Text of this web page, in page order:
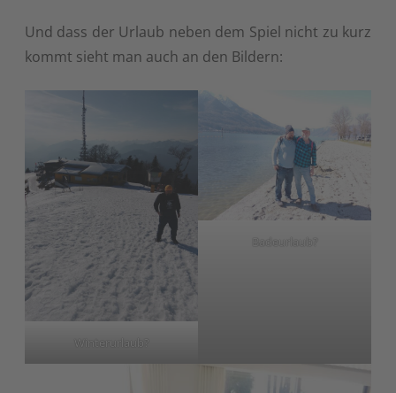
Und dass der Urlaub neben dem Spiel nicht zu kurz
kommt sieht man auch an den Bildern:
Winterurlaub?
Badeurlaub?